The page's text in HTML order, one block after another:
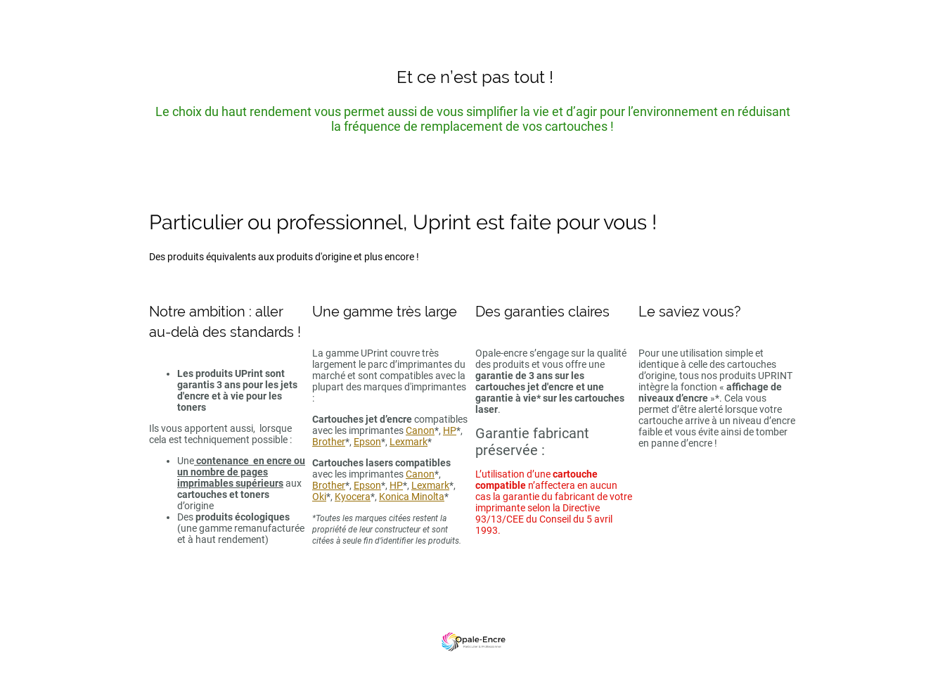
Et ce n’est pas tout !
Le choix du haut rendement vous permet aussi de vous simplifier la vie et d’agir pour l’environnement en réduisant
la fréquence de remplacement de vos cartouches !
Particulier ou professionnel, Uprint est faite pour vous !
Des produits équivalents aux produits d'origine et plus encore !
Notre ambition : aller
au-delà des standards !
Les produits UPrint sont
garantis 3 ans pour les jets
d'encre et à vie pour les
toners
Ils vous apportent aussi, lorsque
cela est techniquement possible :
Unecontenance en encre ou
un nombre de pages
imprimables supérieursaux
cartouches et toners
d’origine
Desproduits écologiques
(une gamme remanufacturée
et à haut rendement)
Une gamme très large
La gamme UPrint couvre très
largement le parc d’imprimantes du
marché et sont compatibles avec la
plupart des marques d'imprimantes
:
Cartouches jet d’encrecompatibles
avec les imprimantesCanon*, HP*,
Brother*, Epson*, Lexmark*
Cartouches lasers compatibles
avec les imprimantesCanon*,
Brother*, Epson*, HP*, Lexmark*,
Oki*, Kyocera*, Konica Minolta*
*Toutes les marques citées restent la
propriété de leur constructeur et sont
citées à seule fin d’identifier les produits.
Des garanties claires
Opale-encre s’engage sur la qualité
des produits et vous offre une
garantie de 3 ans sur les
cartouches jet d'encre et une
garantie à vie* sur les cartouches
laser.
Garantie fabricant
préservée :
L’utilisation d’unecartouche
compatible n’affectera en aucun
cas la garantie du fabricant de votre
imprimante selon la Directive
93/13/CEE du Conseil du 5 avril
1993.
Le saviez vous?
Pour une utilisation simple et
identique à celle des cartouches
d’origine, tous nos produits UPRINT
intègre la fonction « affichage de
niveaux d’encre »*. Cela vous
permet d’être alerté lorsque votre
cartouche arrive à un niveau d’encre
faible et vous évite ainsi de tomber
en panne d’encre !